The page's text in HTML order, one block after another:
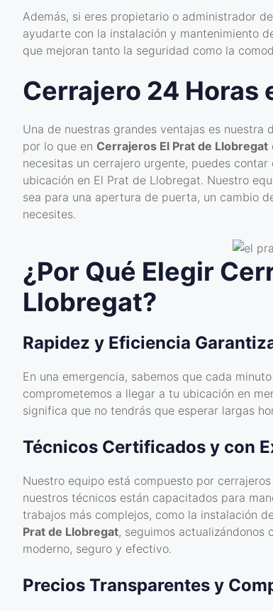
Además, si eres propietario o administrador
ayudarte con la instalación y mantenimiento
que mejoran tanto la seguridad como la
Cerrajero 24 Horas
Una de nuestras grandes ventajas es nuestra
por lo que en Cerrajeros El Prat de Llobregat
necesitas un cerrajero urgente, puedes
ubicación en El Prat de Llobregat. Nuestro
sea para una apertura de puerta, un cambio
necesites.
¿Por Qué Elegir
Llobregat?
Rapidez y Eficiencia
En una emergencia, sabemos que cada
comprometemos a llegar a tu ubicación en
significa que no tendrás que esperar largas
Técnicos Certificados y con
Nuestro equipo está compuesto por
nuestros técnicos están capacitados para
trabajos más complejos, como la instalación
Prat de Llobregat, seguimos
moderno, seguro y efectivo.
Precios Transparentes y